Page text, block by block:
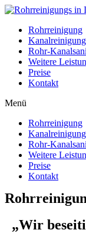
Zum
wechselnRohrreinigung
Kanalreinigung
Rohr-
Weitere
Preise
Kontakt
Menü
Rohrreinigung
Kanalreinigung
Rohr-
Weitere
Preise
Kontakt
„Wir